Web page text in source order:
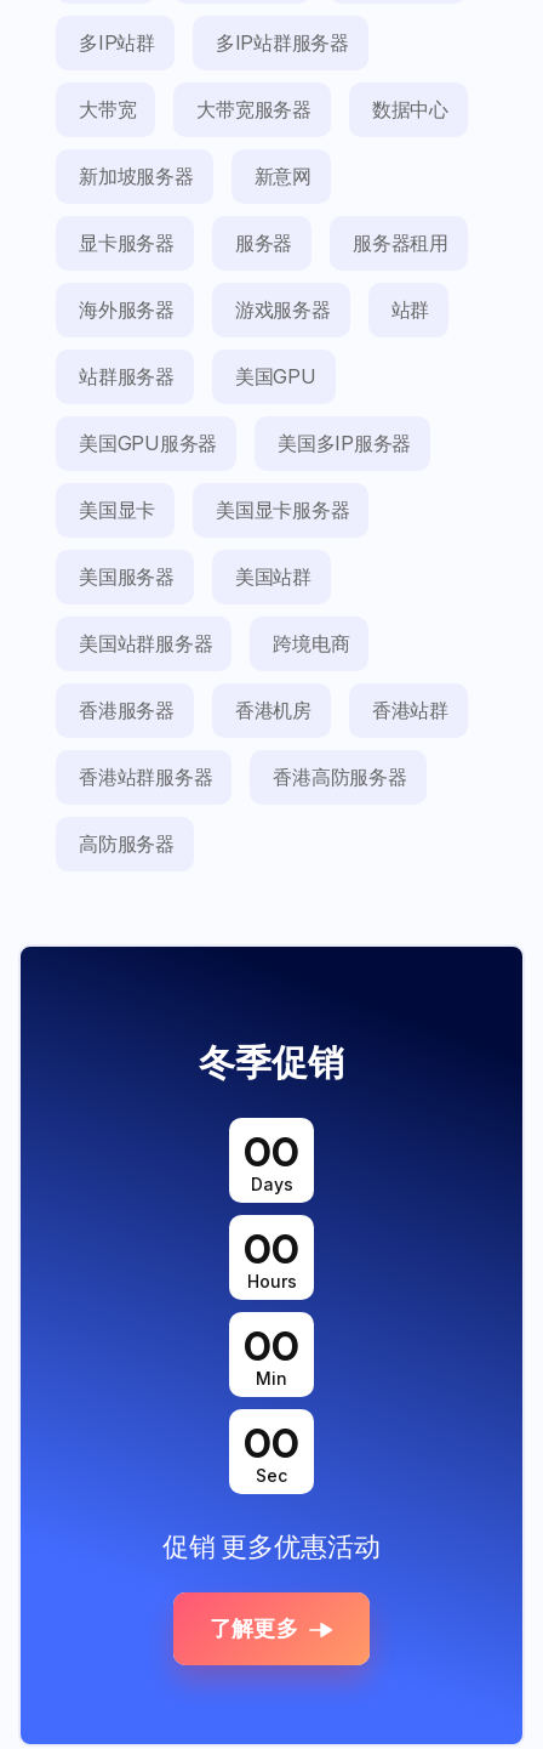
多IP站群 多IP站群服务器
大带宽 大带宽服务器 数据中心
新加坡服务器 新意网
显卡服务器 服务器 服务器租用
海外服务器 游戏服务器 站群
站群服务器 美国GPU
美国GPU服务器 美国多IP服务器
美国显卡 美国显卡服务器
美国服务器 美国站群
美国站群服务器 跨境电商
香港服务器 香港机房 香港站群
香港站群服务器 香港高防服务器
高防服务器
冬季促销
00
Days
00
Hours
00
Min
00
Sec
促销 更多优惠活动
了解更多